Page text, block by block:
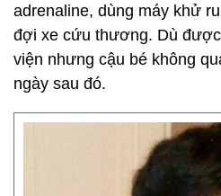
adrenaline, dùng máy khử
đợi xe cứu thương. Dù
viện nhưng cậu bé không
ngày sau đó.